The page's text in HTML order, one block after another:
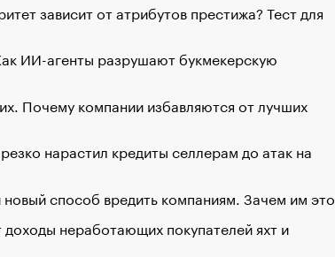
зависит от атрибутов престижа? Тест для
ИИ-агенты разрушают букмекерскую
Почему компании избавляются от лучших
нарастил кредиты селлерам до атак на
способ вредить компаниям. Зачем им это
доходы неработающих покупателей яхт и